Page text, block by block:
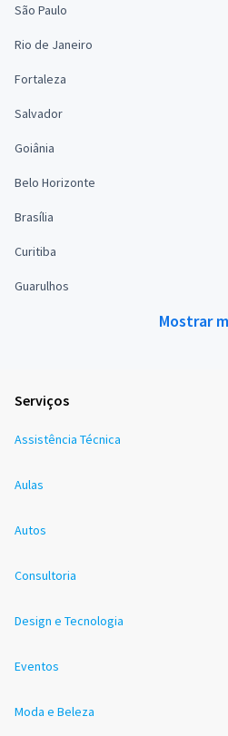
São Paulo
Rio de Janeiro
Fortaleza
Salvador
Goiânia
Belo Horizonte
Brasília
Curitiba
Guarulhos
Mostrar
Serviços
Assistência Técnica
Aulas
Autos
Consultoria
Design e Tecnologia
Eventos
Moda e Beleza